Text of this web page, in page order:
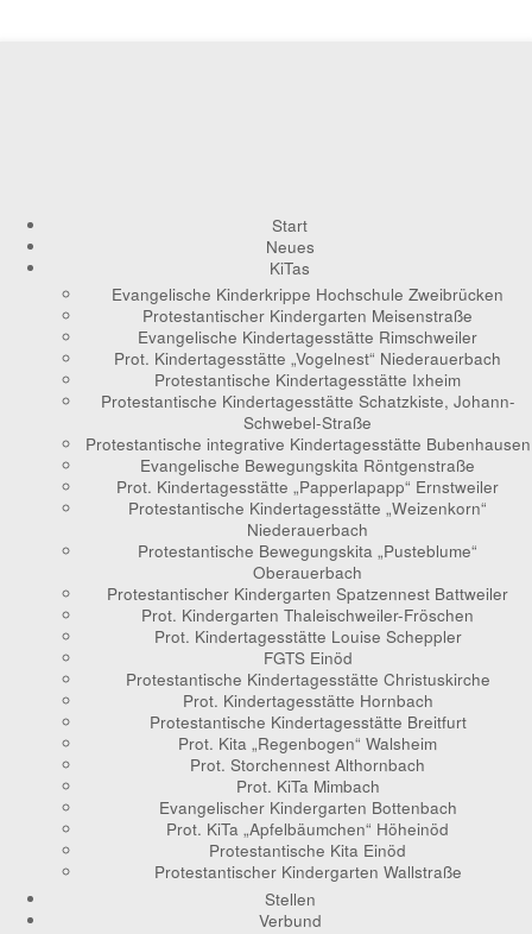
Start
Neues
KiTas
Evangelische Kinderkrippe Hochschule Zweibrücken
Protestantischer Kindergarten Meisenstraße
Evangelische Kindertagesstätte Rimschweiler
Prot. Kindertagesstätte „Vogelnest“ Niederauerbach
Protestantische Kindertagesstätte Ixheim
Protestantische Kindertagesstätte Schatzkiste, Johann-
Schwebel-Straße
Protestantische integrative Kindertagesstätte Bubenhausen
Evangelische Bewegungskita Röntgenstraße
Prot. Kindertagesstätte „Papperlapapp“ Ernstweiler
Protestantische Kindertagesstätte „Weizenkorn“
Niederauerbach
Protestantische Bewegungskita „Pusteblume“
Oberauerbach
Protestantischer Kindergarten Spatzennest Battweiler
Prot. Kindergarten Thaleischweiler-Fröschen
Prot. Kindertagesstätte Louise Scheppler
FGTS Einöd
Protestantische Kindertagesstätte Christuskirche
Prot. Kindertagesstätte Hornbach
Protestantische Kindertagesstätte Breitfurt
Prot. Kita „Regenbogen“ Walsheim
Prot. Storchennest Althornbach
Prot. KiTa Mimbach
Evangelischer Kindergarten Bottenbach
Prot. KiTa „Apfelbäumchen“ Höheinöd
Protestantische Kita Einöd
Protestantischer Kindergarten Wallstraße
Stellen
Verbund